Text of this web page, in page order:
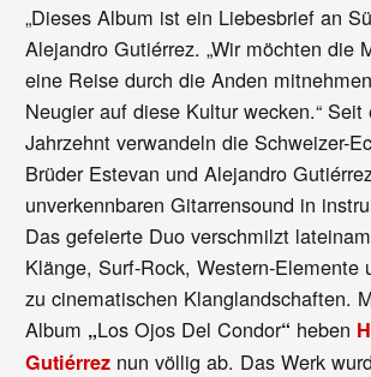
„Dieses Album ist ein Liebesbrief an
Alejandro Gutiérrez. „Wir möchten die
eine Reise durch die Anden
Neugier auf diese Kultur wecken.“ Seit
Jahrzehnt verwandeln die Schweizer-
Brüder Estevan und Alejandro
unverkennbaren Gitarrensound in
Das gefeierte Duo verschmilzt
Klänge, Surf-Rock, Western-Elemente
zu cinematischen Klanglandschaften.
Album „Los Ojos Del Condor“ heben
Gutiérrez nun völlig ab. Das Werk